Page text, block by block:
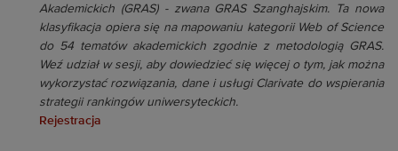
Akademickich (GRAS) - zwana GRAS Szanghajskim. Ta nowa
klasyfikacja opiera się na mapowaniu kategorii Web of Science
do 54 tematów akademickich zgodnie z metodologią GRAS.
Weź udział w sesji, aby dowiedzieć się więcej o tym, jak można
wykorzystać rozwiązania, dane i usługi Clarivate do wspierania
strategii rankingów uniwersyteckich.
Rejestracja